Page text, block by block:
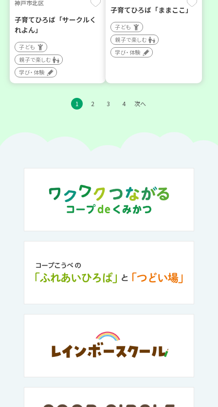
神戸市北区
子育てひろば「サークルく
れよん」
子ども
親子で楽しむ
学び・体験
子育てひろば「ままここ」
子ども
親子で楽しむ
学び・体験
1 2 3 4 次へ